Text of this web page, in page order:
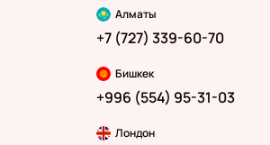
Алматы
+7 (727) 339-60-70
Бишкек
+996 (554) 95-31-03
Лондон